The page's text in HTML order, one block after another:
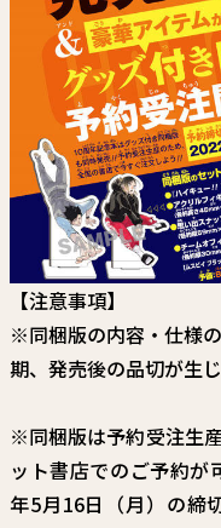
【注意事項】
※同梱版の内容・仕様
期、発売後の品切が生
※同梱版は予約受注生
ット書店でのご予約が
年5月16日（月）の締